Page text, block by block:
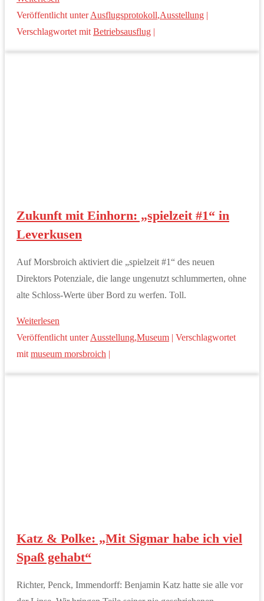
Veröffentlicht unter Ausflugsprotokoll,Ausstellung |
Verschlagwortet mit Betriebsausflug |
Zukunft mit Einhorn: „spielzeit #1“ in
Leverkusen
Auf Morsbroich aktiviert die „spielzeit #1“ des neuen
Direktors Potenziale, die lange ungenutzt schlummerten, ohne
alte Schloss-Werte über Bord zu werfen. Toll.
Weiterlesen
Veröffentlicht unterAusstellung,Museum
Verschlagwortet
mit museum morsbroich
Katz & Polke: „Mit Sigmar habe ich viel
Spaß gehabt“
Richter, Penck, Immendorff: Benjamin Katz hatte sie alle vor